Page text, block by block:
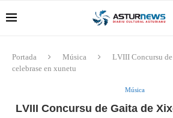
Portada Música
LVIII Concursu
celebrase en xunetu
Música
LVIII Concursu de Gaita de